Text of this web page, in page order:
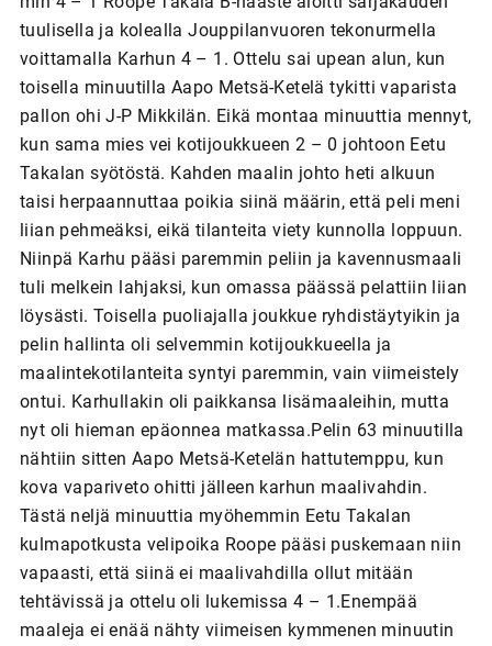
tuulisella ja kolealla Jouppilanvuoren tekonurmella
voittamalla Karhun 4 – 1. Ottelu sai upean alun, kun
toisella minuutilla Aapo Metsä-Ketelä tykitti vaparista
pallon ohi J-P Mikkilän. Eikä montaa minuuttia mennyt,
kun sama mies vei kotijoukkueen 2 – 0 johtoon Eetu
Takalan syötöstä. Kahden maalin johto heti alkuun
taisi herpaannuttaa poikia siinä määrin, että peli meni
liian pehmeäksi, eikä tilanteita viety kunnolla loppuun.
Niinpä Karhu pääsi paremmin peliin ja kavennusmaali
tuli melkein lahjaksi, kun omassa päässä pelattiin liian
löysästi. Toisella puoliajalla joukkue ryhdistäytyikin ja
pelin hallinta oli selvemmin kotijoukkueella ja
maalintekotilanteita syntyi paremmin, vain viimeistely
ontui. Karhullakin oli paikkansa lisämaaleihin, mutta
nyt oli hieman epäonnea matkassa.Pelin 63 minuutilla
nähtiin sitten Aapo Metsä-Ketelän hattutemppu, kun
kova vapariveto ohitti jälleen karhun maalivahdin.
Tästä neljä minuuttia myöhemmin Eetu Takalan
kulmapotkusta velipoika Roope pääsi puskemaan niin
vapaasti, että siinä ei maalivahdilla ollut mitään
tehtävissä ja ottelu oli lukemissa 4 – 1.Enempää
maaleja ei enää nähty viimeisen kymmenen minuutin